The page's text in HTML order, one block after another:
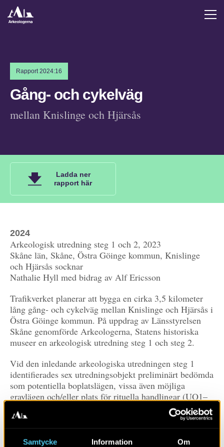
Samtycke Information Om
Rapport 2024:16
Gång- och cykelväg
mellan Knislinge och Hjärsås
Ladda ner
rapport här
2024
Arkeologisk utredning steg 1 och 2, 2023
Skåne län, Skåne, Östra Göinge kommun, Knislinge
och Hjärsås socknar
Nathalie Hyll med bidrag av Alf Ericsson
Trafikverket planerar att bygga en cirka 3,5 kilometer
lång gång- och cykelväg mellan Knislinge och Hjärsås i
Östra Göinge kommun. På uppdrag av Länsstyrelsen
Skåne genomförde Arkeologerna, Statens historiska
museer en arkeologisk utredning steg 1 och steg 2.
Vid den inledande arkeologiska utredningen steg 1
identifierades sex utredningsobjekt preliminärt bedömda
som potentiella boplatslägen, vissa även möjliga
gravlägen och/eller plats för rituella handlingar (UO1–
6). Därtill inventerades även två nya fornlämningar (E7–
8) vilket utgjordes av en lägenhetsbebyggelse i form av
en torplämning och en färdväg i form av en bevarad del
av gamla landsvägen mellan Knislinge och Hjärsås.